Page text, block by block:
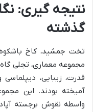
نتیجه گیری:
گذشته
تخت جمشید، کاخ باشکوه
مجموعه معماری، تجلی
قدرت، زیبایی،
آمیخته بودند. این
واسطه نقوش برجسته